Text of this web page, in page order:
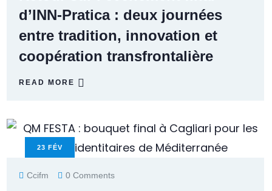
d’INN-Pratica : deux journées
entre tradition, innovation et
coopération transfrontalière
READ MORE
23 FÉV
Ccifm 0 Comments